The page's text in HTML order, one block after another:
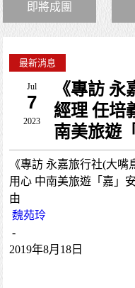
即將成團
最新消息
Jul
7
2023
《專訪
經理 任培
南美旅遊
《專訪 永嘉旅行社(大
用心 中南美旅遊「嘉」
由
魏苑玲
-
2019年8月18日